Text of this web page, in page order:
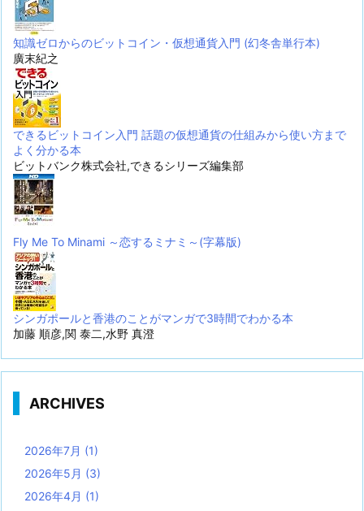
知識ゼロからのビットコイン・仮想通貨入門 (幻冬舎単行本)
廣末紀之
できるビットコイン入門 話題の仮想通貨の仕組みから使い方まで
よく分かる本
ビットバンク株式会社,できるシリーズ編集部
Fly Me To Minami ～恋するミナミ～(字幕版)
シンガポールと香港のことがマンガで3時間でわかる本
加藤 順彦,関 泰二,水野 真澄
ARCHIVES
2026年7月 (1)
2026年5月 (3)
2026年4月 (1)